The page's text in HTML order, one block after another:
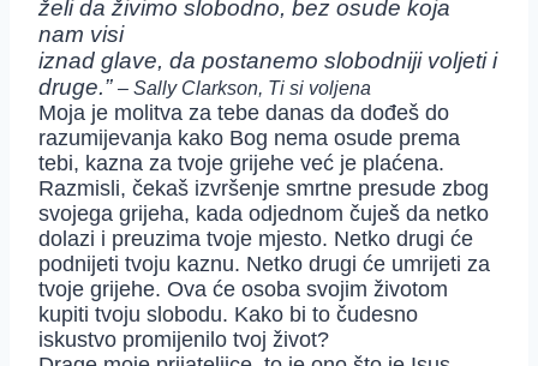
želi da živimo slobodno, bez osude koja
nam visi
iznad glave, da postanemo slobodniji voljeti i
druge.” – Sally Clarkson, Ti si voljena
Moja je molitva za tebe danas da dođeš do
razumijevanja kako Bog nema osude prema
tebi, kazna za tvoje grijehe već je plaćena.
Razmisli, čekaš izvršenje smrtne presude zbog
svojega grijeha, kada odjednom čuješ da netko
dolazi i preuzima tvoje mjesto. Netko drugi će
podnijeti tvoju kaznu. Netko drugi će umrijeti za
tvoje grijehe. Ova će osoba svojim životom
kupiti tvoju slobodu. Kako bi to čudesno
iskustvo promijenilo tvoj život?